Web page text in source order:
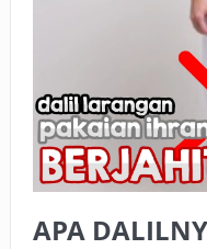
HAKIKAT NIKMAT DI
BAGAIMANA CARA
UANG HARAM BISA
KEPEMILIKANNYA
ISTIDLAL BATIL VS
BAHASA CINTA
APA